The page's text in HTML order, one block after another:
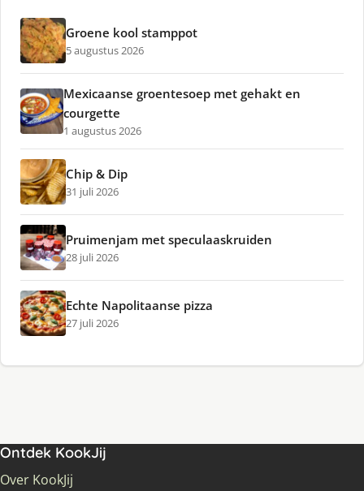
Groene kool stamppot
5 augustus 2026
Mexicaanse groentesoep met gehakt en
courgette
1 augustus 2026
Chip & Dip
31 juli 2026
Pruimenjam met speculaaskruiden
28 juli 2026
Echte Napolitaanse pizza
27 juli 2026
Ontdek KookJij
Over KookJij